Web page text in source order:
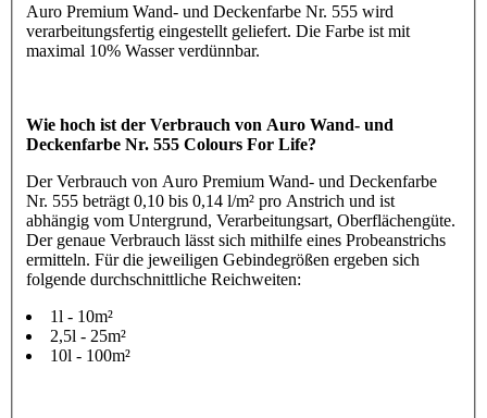
Auro Premium Wand- und Deckenfarbe Nr. 555 wird
verarbeitungsfertig eingestellt geliefert. Die Farbe ist mit
maximal 10% Wasser verdünnbar.
Wie hoch ist der Verbrauch von Auro Wand- und
Deckenfarbe Nr. 555 Colours For Life?
Der Verbrauch von Auro Premium Wand- und Deckenfarbe
Nr. 555 beträgt 0,10 bis 0,14 l/m² pro Anstrich und ist
abhängig vom Untergrund, Verarbeitungsart, Oberflächengüte.
Der genaue Verbrauch lässt sich mithilfe eines Probeanstrichs
ermitteln. Für die jeweiligen Gebindegrößen ergeben sich
folgende durchschnittliche Reichweiten:
1l - 10m²
2,5l - 25m²
10l - 100m²